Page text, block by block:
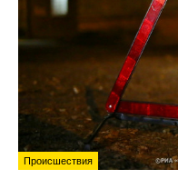
Происшествия